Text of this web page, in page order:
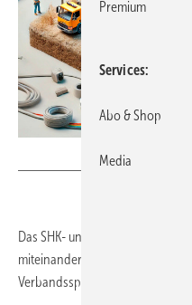
Das SHK- und Elektrohandwerk
miteinander kooperieren. Das
Verbandsspitzen bei einer
Premium
Services
Abo & Shop
Media